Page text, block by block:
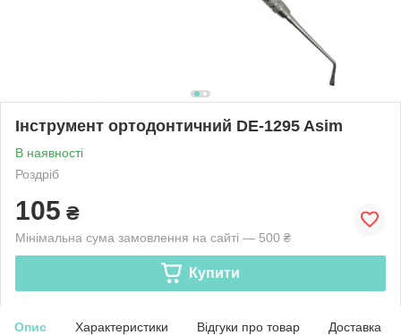
Інструмент ортодонтичний DE-1295 Asim
В наявності
Роздріб
105 ₴
Мінімальна сума замовлення на сайті — 500 ₴
Купити
Опис Характеристики Відгуки про товар Доставка